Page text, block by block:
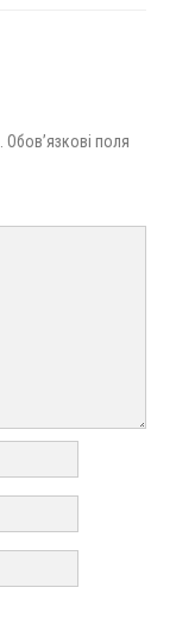
Обов’язкові поля